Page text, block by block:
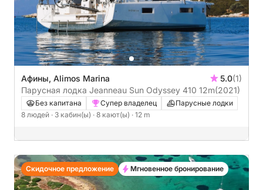
Афины, Alimos Marina 5.0(1)
Парусная лодка Jeanneau Sun Odyssey 410 12m(2021)
Без капитана Супер владелец
Парусные лодки
8 людей · 3 кабин(ы) · 8 кают(ы) · 12 m
Скидочное предложение Мгновенное бронирование